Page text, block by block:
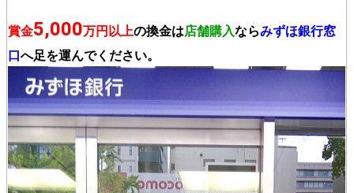
賞金5,000万円以上の換金は店舗購入ならみずほ銀行窓
口へ足を運んでください。